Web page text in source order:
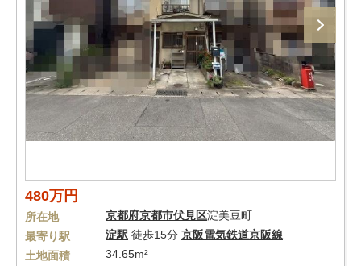
480万円
所在地 京都府京都市伏見区淀美豆町
最寄り駅
淀駅 徒歩15分 京阪電気鉄道京阪線
土地面積
34.65m²